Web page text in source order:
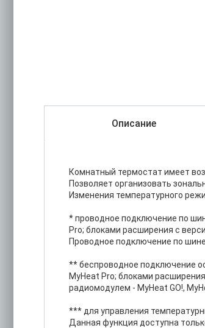
Описание
Комнатный термостат имеет
Позволяет организовать
Изменения температурного
* проводное подключение по
Pro; блоками расширения с
Проводное подключение по
** беспроводное подключение
MyHeat Pro; блоками
радиомодулем - MyHeat GO!,
*** для управления
Данная функция доступна